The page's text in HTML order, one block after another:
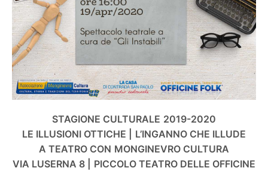
STAGIONE CULTURALE 2019-2020
LE ILLUSIONI OTTICHE | L’INGANNO CHE ILLUDE
A TEATRO CON MONGINEVRO CULTURA
VIA LUSERNA 8 | PICCOLO TEATRO DELLE OFFICINE